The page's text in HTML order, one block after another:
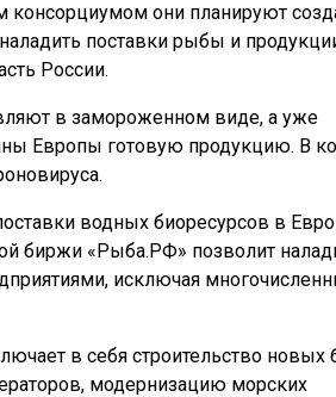
они планируют
поставки рыбы и
России.
в замороженном виде, а уже
Европы готовую продукцию. В
водных биоресурсов в
биржи «Рыба.РФ» позволит
исключая
в себя строительство новых
модернизацию морских